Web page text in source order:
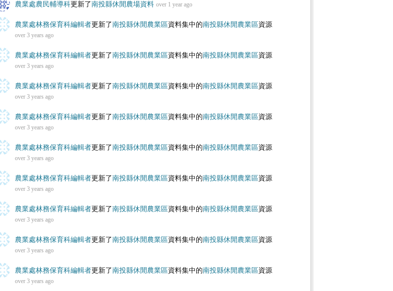
農業處農民輔導科更新了南投縣休閒農場資料 over 1 year ago
農業處林務保育科編輯者更新了南投縣休閒農業區資料集中的南投縣休閒農業區資源
over 3 years ago
農業處林務保育科編輯者更新了南投縣休閒農業區資料集中的南投縣休閒農業區資源
over 3 years ago
農業處林務保育科編輯者更新了南投縣休閒農業區資料集中的南投縣休閒農業區資源
over 3 years ago
農業處林務保育科編輯者更新了南投縣休閒農業區資料集中的南投縣休閒農業區資源
over 3 years ago
農業處林務保育科編輯者更新了南投縣休閒農業區資料集中的南投縣休閒農業區資源
over 3 years ago
農業處林務保育科編輯者更新了南投縣休閒農業區資料集中的南投縣休閒農業區資源
over 3 years ago
農業處林務保育科編輯者更新了南投縣休閒農業區資料集中的南投縣休閒農業區資源
over 3 years ago
農業處林務保育科編輯者更新了南投縣休閒農業區資料集中的南投縣休閒農業區資源
over 3 years ago
農業處林務保育科編輯者更新了南投縣休閒農業區資料集中的南投縣休閒農業區資源
over 3 years ago